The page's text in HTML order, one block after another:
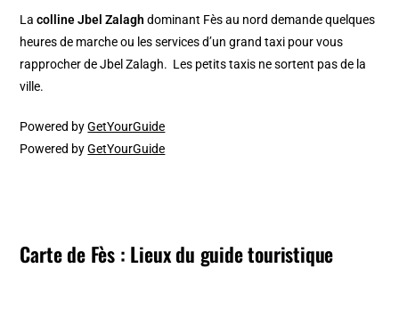
Lacolline Jbel Zalaghdominant Fès au nord demande quelques
heures de marche ou les services d’un grand taxi pour vous
rapprocher de Jbel Zalagh. Les petits taxis ne sortent pas de la
ville.
Powered byGetYourGuide
Powered byGetYourGuide
Carte de Fès : Lieux du guide touristique